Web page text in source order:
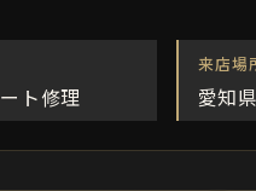
ト修理
来店場
愛知